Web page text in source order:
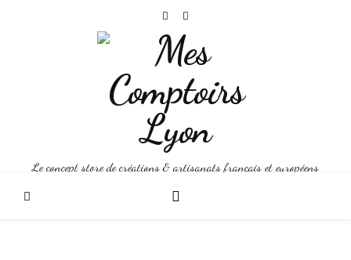
Le concept store de créations & artisanats français et européens